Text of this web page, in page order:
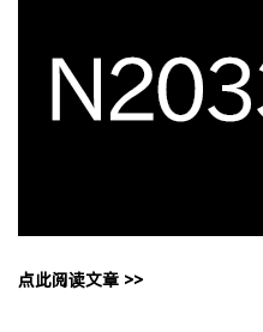
点此阅读文章 >>